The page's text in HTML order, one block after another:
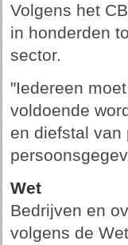
Volgens het
in honderden
sector.
"Iedereen
voldoende
en diefstal van
Wet
Bedrijven en
volgens de